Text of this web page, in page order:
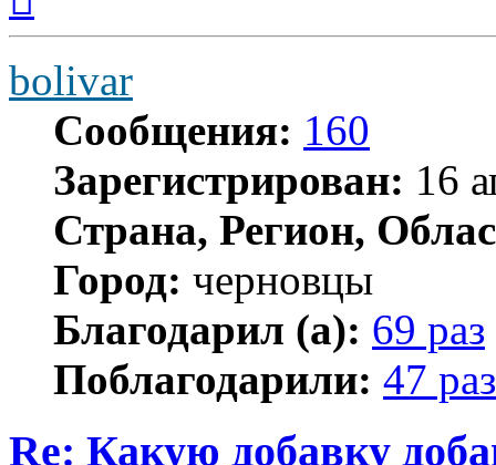
началу
bolivar
Сообщения: 160
Зарегистрирован: 16
Страна, Регион,
Город: черновцы
Благодарил (а): 69 раз
Поблагодарили: 47 раз
Re: Какую добавку